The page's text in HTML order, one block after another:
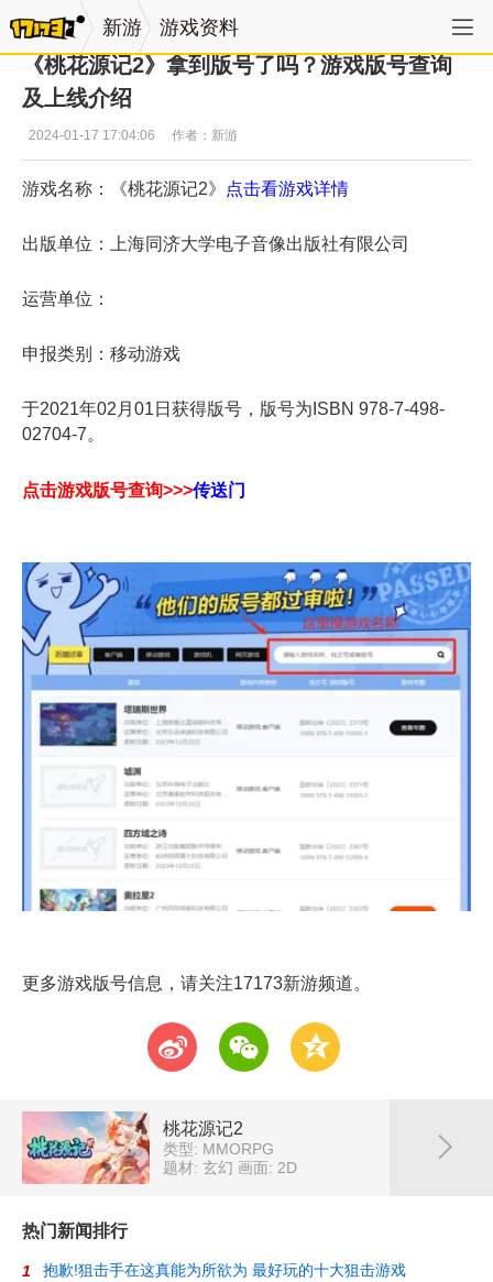
新游 游戏资料
《桃花源记2》拿到版号了吗？游戏版号查询
及上线介绍
2024-01-17 17:04:06 作者：新游
游戏名称：《桃花源记2》 点击看游戏详情
出版单位：上海同济大学电子音像出版社有限公司
运营单位：
申报类别：移动游戏
于2021年02月01日获得版号，版号为 ISBN 978-7-498-
02704-7。
点击游戏版号查询>>>传送门
更多游戏版号信息，请关注17173新游频道。
t w z
桃花源记2
类型: MMORPG
题材: 玄幻 画面: 2D
热门新闻排行
1 抱歉!狙击手在这真能为所欲为 最好玩的十大狙击游戏